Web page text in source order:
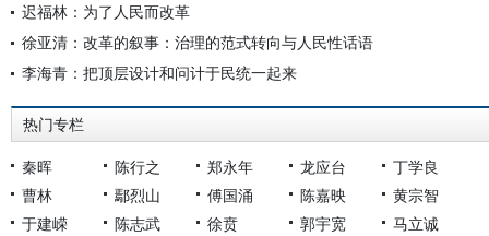
迟福林：为了人民而改革
徐亚清：改革的叙事：治理的范式转向与人民性话语
李海青：把顶层设计和问计于民统一起来
热门专栏
秦晖 陈行之 郑永年 龙应台
丁学良
曹林
鄢烈山 傅国涌 陈嘉映
黄宗智
于建嵘
陈志武 徐贲 郭宇宽 马立诚